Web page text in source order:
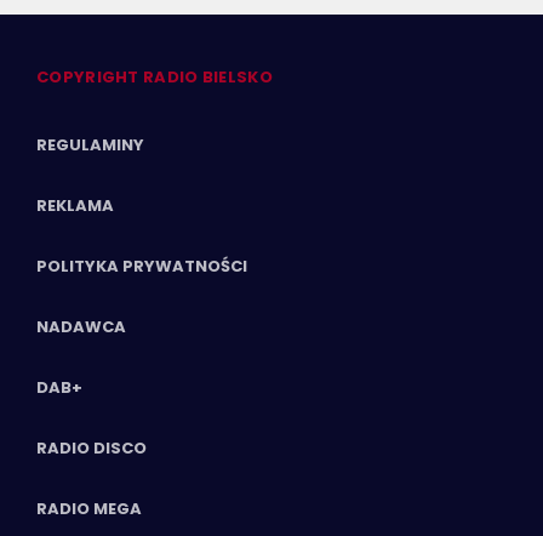
COPYRIGHT RADIO BIELSKO
REGULAMINY
REKLAMA
POLITYKA PRYWATNOŚCI
NADAWCA
DAB+
RADIO DISCO
RADIO MEGA